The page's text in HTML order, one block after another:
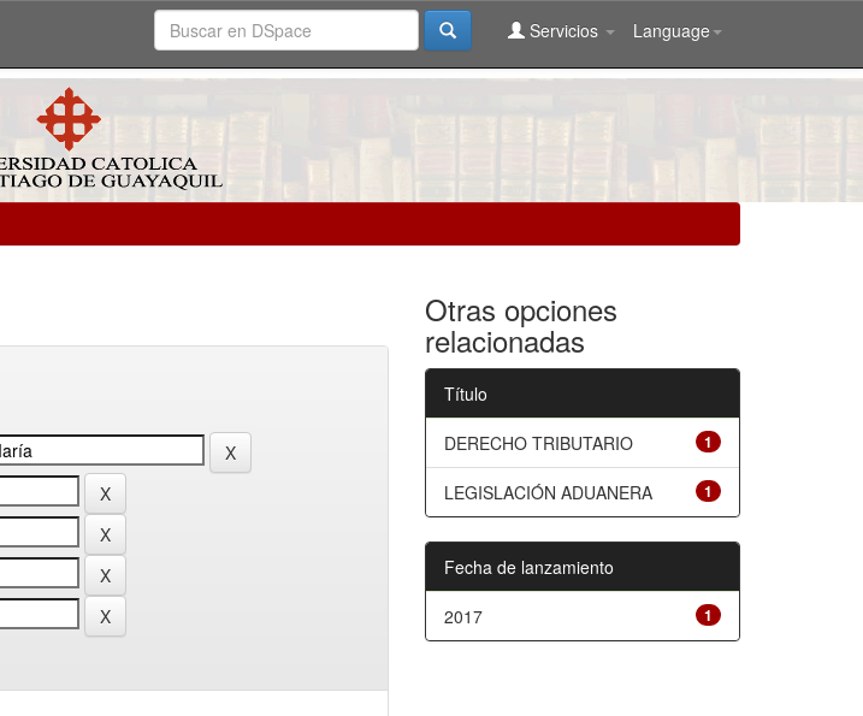
Language
Servicios
Otras opciones
relacionadas
Título
1
DERECHO TRIBUTARIO
1
LEGISLACIÓN ADUANERA
Fecha de lanzamiento
1
2017